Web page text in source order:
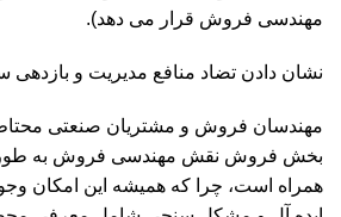
مهندسی فروش قرار می دهد).
نشان دادن تضاد منافع مدیریت و بازدهی
مهندسان فروش و مشتریان صنعتی محتاط
بخش فروش نقش مهندسی فروش به طور
همراه است، چرا که همیشه این امکان